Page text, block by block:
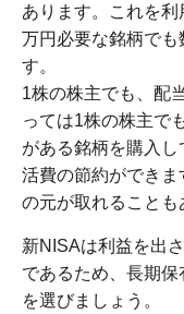
あります。これを
万円必要な銘柄でも
す。
1株の株主でも、配
っては1株の株主で
がある銘柄を購入
活費の節約ができ
の元が取れることも
新NISAは利益を出
であるため、長期
を選びましょう。